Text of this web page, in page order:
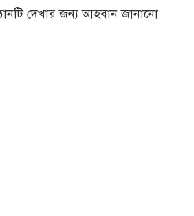
দেখার জন্য আহবান জানানো